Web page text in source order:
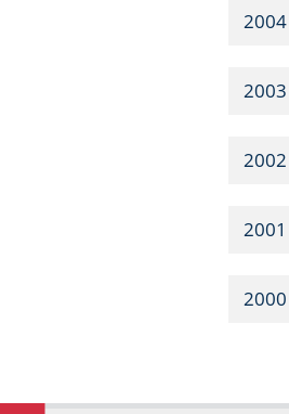
2004
2003
2002
2001
2000